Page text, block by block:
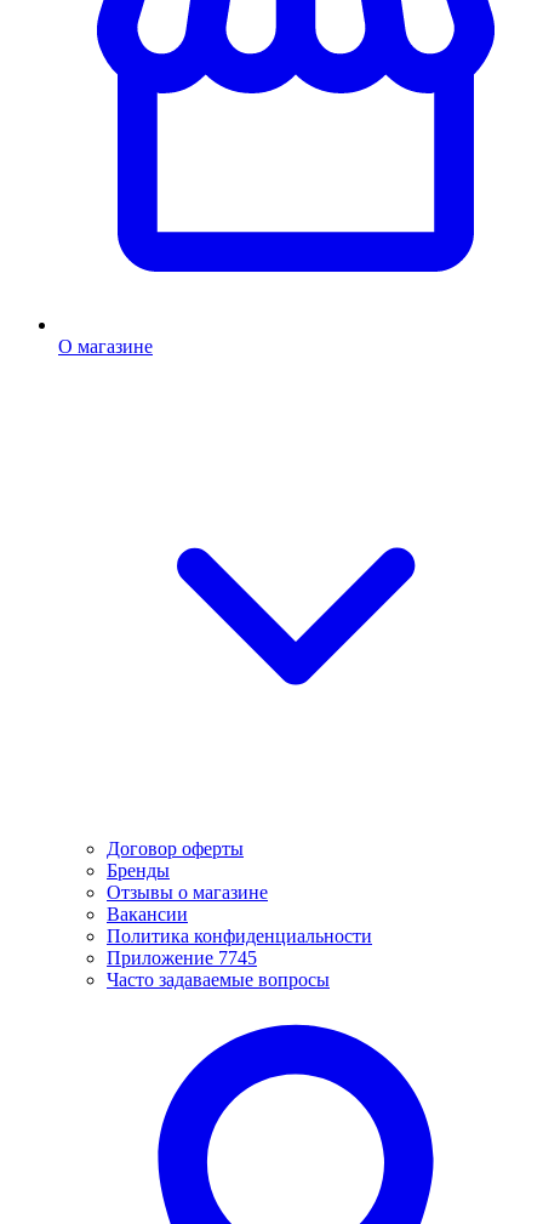
О магазине
Договор оферты
Бренды
Отзывы о магазине
Вакансии
Политика конфиденциальности
Приложение 7745
Часто задаваемые вопросы